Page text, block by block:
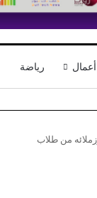
رياضة
من طلاب